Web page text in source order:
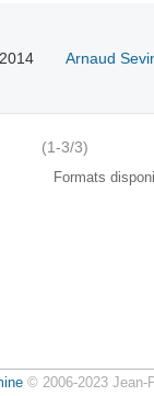
Arnaud
(1-3/3)
Formats
© 2006-2023 Jean-